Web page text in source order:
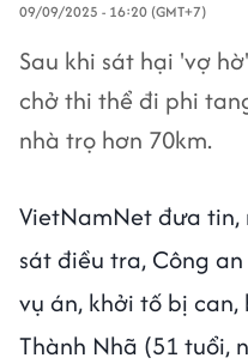
09/09/2025 - 16:20 (GMT+7)
Sau khi sát hại 'vợ
chở thi thể đi phi
nhà trọ hơn 70km.
VietNamNet đưa tin,
sát điều tra, Công
vụ án, khởi tố bị
Thành Nhã (51 tuổi,